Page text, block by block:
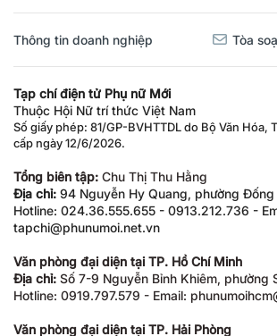
Thông tin doanh nghiệp Tòa
Tạp chí điện tử Phụ nữ Mới
Thuộc Hội Nữ trí thức Việt Nam
Số giấy phép: 81/GP-BVHTTDL do Bộ Văn Hóa,
cấp ngày 12/6/2026.
Tổng biên tập: Chu Thị Thu Hằng
Địa chỉ: 94 Nguyễn Hy Quang, phường Đống
Hotline: 024.36.555.655 - 0913.212.736 -
tapchi@phunumoi.net.vn
Văn phòng đại diện tại TP. Hồ Chí Minh
Địa chỉ: Số 7-9 Nguyễn Bỉnh Khiêm, phường
Hotline: 0919.797.579 - Email:
Văn phòng đại diện tại TP. Hải Phòng